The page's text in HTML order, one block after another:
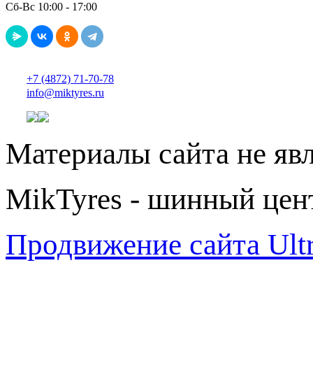
Сб-Вс 10:00 - 17:00
+7 (4872) 71-70-78
info@miktyres.ru
Материалы сайта не
MikTyres - шинный
Продвижение сайта